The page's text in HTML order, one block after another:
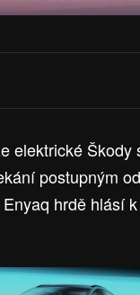
elektrické Škody
postupným
hrdě hlásí